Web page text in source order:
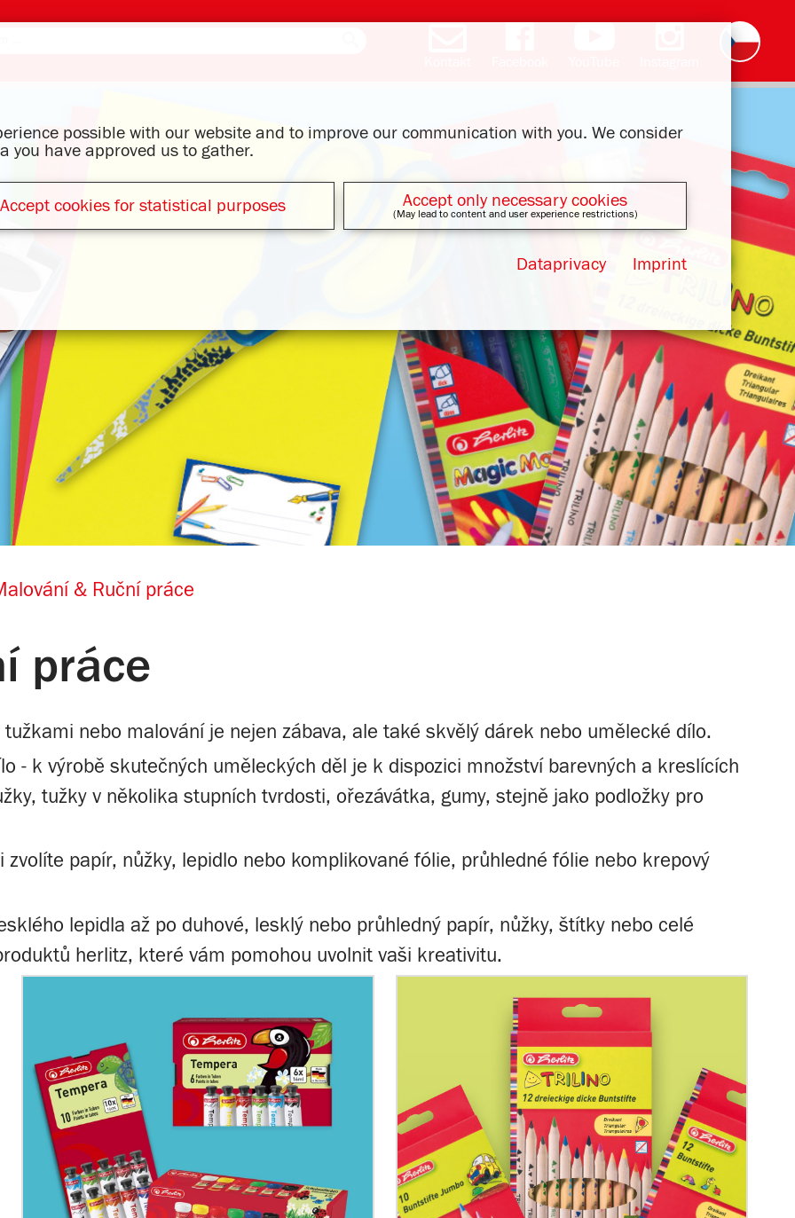
& Ruční práce
práce
nebo malování je nejen zábava, ale také skvělý dárek nebo umělecké dílo.
- k výrobě skutečných uměleckých děl je k dispozici množství barevných a kreslících
tužky v několika stupních tvrdosti, ořezávátka, gumy, stejně jako podložky pro
papír, nůžky, lepidlo nebo komplikované fólie, průhledné fólie nebo krepový
lepidla až po duhové, lesklý nebo průhledný papír, nůžky, štítky nebo celé
herlitz, které vám pomohou uvolnit vaši kreativitu.
possible with our website and to improve our communication with you. We consider
you have approved us to gather.
Accept cookies for statistical purposes Accept only necessary cookies
(May lead to content and user experience restrictions)
Dataprivacy Imprint